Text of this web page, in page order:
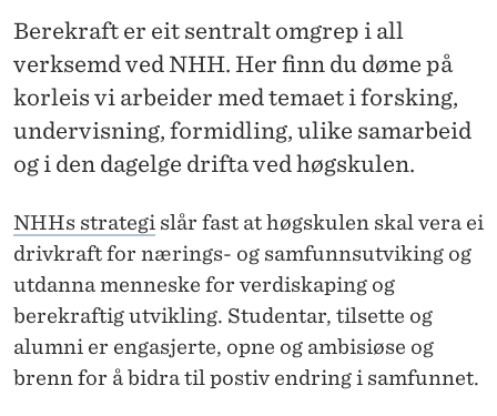
O
B
B
A
V
M
E
D
E
S
T
D
T
Studier
Forskning
Om NHH
Alumni
Berekraft er eit sentralt omgrep i all
verksemd ved NHH. Her finn du døme på
korleis vi arbeider med temaet i forsking,
undervisning, formidling, ulike samarbeid
og i den dagelge drifta ved høgskulen.
NHHs strategi slår fast at høgskulen skal vera ei
drivkraft for nærings- og samfunnsutviking og
utdanna menneske for verdiskaping og
berekraftig utvikling. Studentar, tilsette og
alumni er engasjerte, opne og ambisiøse og
brenn for å bidra til postiv endring i samfunnet.